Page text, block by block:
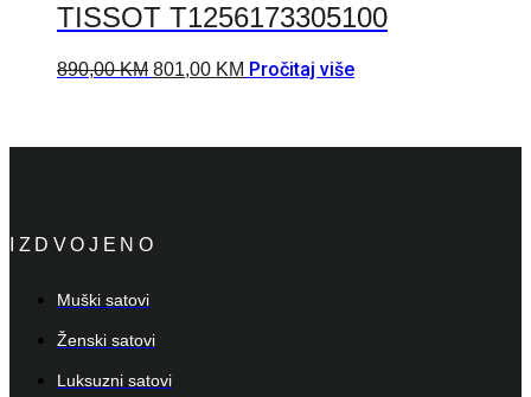
TISSOT T1256173305100
890,00KM 801,00 KM Pročitaj više
IZDVOJENO
Muški satovi
Ženski satovi
Luksuzni satovi